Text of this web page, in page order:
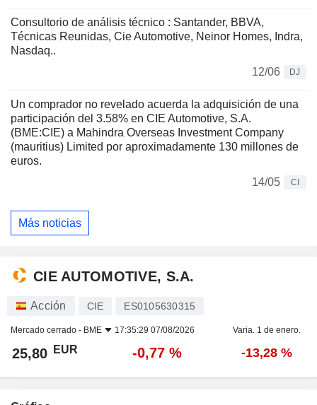
Consultorio de análisis técnico : Santander, BBVA,
Técnicas Reunidas, Cie Automotive, Neinor Homes, Indra,
Nasdaq..
12/06
DJ
Un comprador no revelado acuerda la adquisición de una
participación del 3.58% en CIE Automotive, S.A.
(BME:CIE) a Mahindra Overseas Investment Company
(mauritius) Limited por aproximadamente 130 millones de
euros.
14/05
CI
Más noticias
CIE AUTOMOTIVE, S.A.
Acción CIE ES0105630315
Mercado cerrado - BME 17:35:29 07/08/2026 Varia. 1 de enero.
25,80 EUR -0,77 % -13,28 %